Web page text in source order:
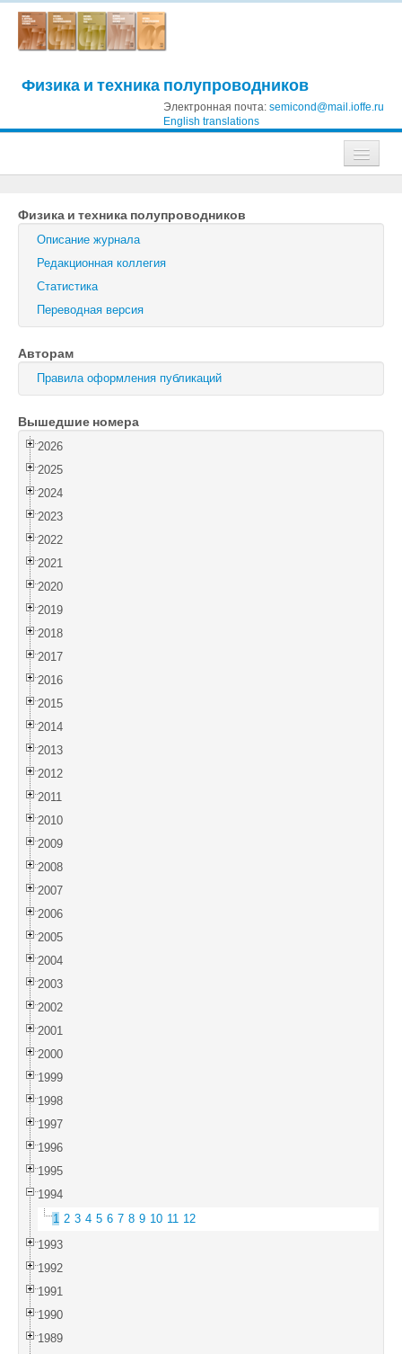
Физика и техника полупроводников
Электронная почта: semicond@mail.ioffe.ru
English translations
Журнал технической физики
Письма в Журнал технической физики
Физика твердого тела
Физика и техника полупроводников
Оптика и спектроскопия
Поиск
Войти
Физика и техника полупроводников
Описание журнала
Редакционная коллегия
Статистика
Переводная версия
Авторам
Правила оформления публикаций
Вышедшие номера
2026
2025
2024
2023
2022
2021
2020
2019
2018
2017
2016
2015
2014
2013
2012
2011
2010
2009
2008
2007
2006
2005
2004
2003
2002
2001
2000
1999
1998
1997
1996
1995
1994
1 2 3 4 5 6 7 8 9 10 11 12
1993
1992
1991
1990
1989